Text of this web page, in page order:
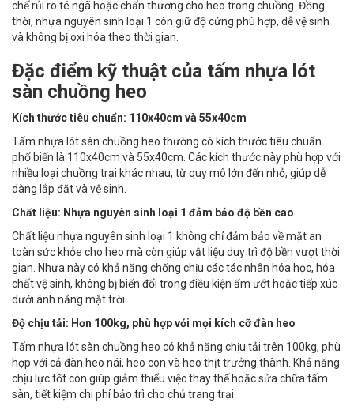
chế rủi ro té ngã hoặc chấn thương cho heo trong chuồng. Đồng
thời, nhựa nguyên sinh loại 1 còn giữ độ cứng phù hợp, dễ vệ sinh
và không bị oxi hóa theo thời gian.
Đặc điểm kỹ thuật của tấm nhựa lót
sàn chuồng heo
Kích thước tiêu chuẩn: 110x40cm và 55x40cm
Tấm nhựa lót sàn chuồng heo thường có kích thước tiêu chuẩn
phổ biến là 110x40cm và 55x40cm. Các kích thước này phù hợp với
nhiều loại chuồng trại khác nhau, từ quy mô lớn đến nhỏ, giúp dễ
dàng lắp đặt và vệ sinh.
Chất liệu: Nhựa nguyên sinh loại 1 đảm bảo độ bền cao
Chất liệu nhựa nguyên sinh loại 1 không chỉ đảm bảo về mặt an
toàn sức khỏe cho heo mà còn giúp vật liệu duy trì độ bền vượt thời
gian. Nhựa này có khả năng chống chịu các tác nhân hóa học, hóa
chất vệ sinh, không bị biến đổi trong điều kiện ẩm ướt hoặc tiếp xúc
dưới ánh nắng mặt trời.
Độ chịu tải: Hơn 100kg, phù hợp với mọi kích cỡ đàn heo
Tấm nhựa lót sàn chuồng heo có khả năng chịu tải trên 100kg, phù
hợp với cả đàn heo nái, heo con và heo thịt trưởng thành. Khả năng
chịu lực tốt còn giúp giảm thiểu việc thay thế hoặc sửa chữa tấm
sàn, tiết kiệm chi phí bảo trì cho chủ trang trại.